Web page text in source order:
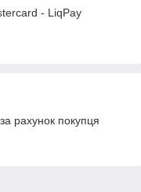
- LiqPay
рахунок покупця